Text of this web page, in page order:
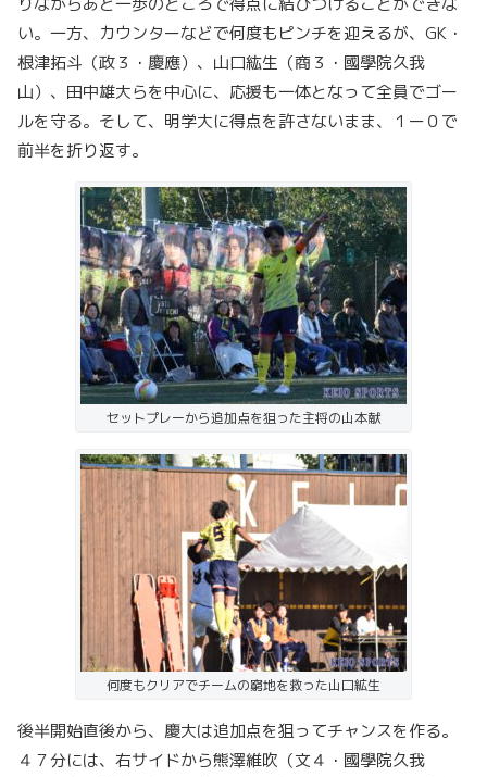
い。一方、カウンターなどで何度もピンチを迎えるが、GK・
根津拓斗（政３・慶應）、山口紘生（商３・國學院久我
山）、田中雄大らを中心に、応援も一体となって全員でゴー
ルを守る。そして、明学大に得点を許さないまま、１ー０で
前半を折り返す。
セットプレーから追加点を狙った主将の山本献
何度もクリアでチームの窮地を救った山口絋生
後半開始直後から、慶大は追加点を狙ってチャンスを作る。
４７分には、右サイドから熊澤維吹（文４・國學院久我